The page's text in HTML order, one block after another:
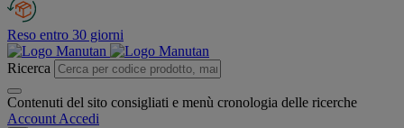
Reso entro 30 giorni
Ricerca
Contenuti del sito consigliati e menù cronologia delle ricerche
Account Accedi